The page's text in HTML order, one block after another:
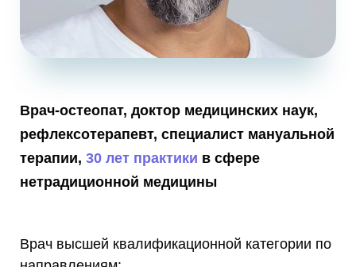
Врач-остеопат, доктор медицинских наук,
рефлексотерапевт, специалист мануальной
терапии, 30 лет практики в сфере
нетрадиционной медицины
Врач высшей квалификационной категории по